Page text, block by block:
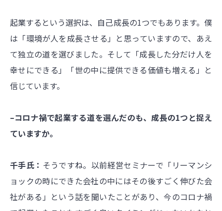
起業するという選択は、自己成長の1つでもあります。僕
は「環境が人を成長させる」と思っていますので、あえ
て独立の道を選びました。そして「成長した分だけ人を
幸せにできる」「世の中に提供できる価値も増える」と
信じています。
–コロナ禍で起業する道を選んだのも、成長の1つと捉え
ていますか。
千手氏： そうですね。以前経営セミナーで「リーマンシ
ョックの時にできた会社の中にはその後すごく伸びた会
社がある」という話を聞いたことがあり、今のコロナ禍